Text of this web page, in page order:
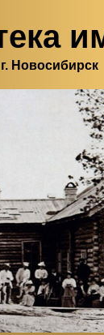
Новосибирск